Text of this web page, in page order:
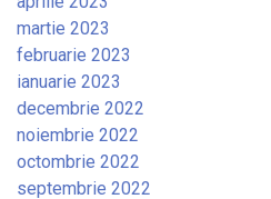
martie 2023
februarie 2023
ianuarie 2023
decembrie 2022
noiembrie 2022
octombrie 2022
septembrie 2022